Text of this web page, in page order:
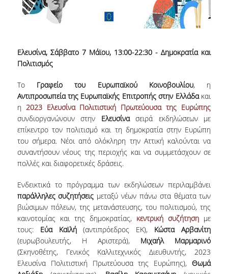
ΔΙΕΠΙΣΤΗΜΟΝΙΚΟΤΗΤΑ
ΠΑΙΔΑΓΩΓΙΚΗ ΦΙΛΟΣΟΦΙΑ
ΜΑΘΗΜΑΤΙΚΑ
ΑΓΓΛΙΚΑ
ΙΣΟΤΗΤΑ ΦΥΛΩΝ
ΑΠΟΤΕΛΕΣΜΑΤΑ ΣΤΑΔΙΟΔΡΟΜΙΑΣ
ΠΡΟΠΤΥΧΙΑΚΕΣ ΣΠΟΥΔΕΣ
ΓΙΑΤΙ ΔΕΟΣ
ΟΔΗΓΟΣ ΣΠΟΥΔΩΝ
ΠΡΟΓΡΑΜΜΑ ΣΠΟΥΔΩΝ
Ελευσίνα, Σάββατο 7 Μάϊου, 13:00-22:30 - Δημοκρατία και
Πολιτισμός
ΤοΓραφείο του Ευρωπαϊκού Κοινοβουλίου, η
Αντιπροσωπεία της Ευρωπαϊκής Επιτροπής στην Ελλάδακαι
η 2023 Ελευσίνα Πολιτιστική Πρωτεύουσα της Ευρώπης
συνδιοργανώνουν στην Ελευσίνασειρά εκδηλώσεων με
επίκεντρο τον πολιτισμό και τη δημοκρατία στην Ευρώπη
του σήμερα. Νέοι από ολόκληρη την Αττική καλούνται να
συναντήσουν νέους της περιοχής και να συμμετάσχουν σε
πολλές και διαφορετικές δράσεις.
Ενδεικτικά το πρόγραμμα των εκδηλώσεων περιλαμβάνει
παράλληλες συζητήσεις μεταξύ νέων πάνω στα θέματα των
βιώσιμων πόλεων, της μετανάστευσης, του πολιτισμού, της
καινοτομίας και της δημοκρατίας, κεντρική συζήτηση με
τους: Εύα Καϊλή(αντιπρόεδρος ΕΚ), Κώστα Αρβανίτη
(ευρωβουλευτής, Η Αριστερά), Μιχαήλ Μαρμαρινό
(Σκηνοθέτης, Γενικός Καλλιτεχνικός Διευθυντής, 2023
Ελευσίνα Πολιτιστική Πρωτεύουσα της Ευρώπης), Θωμά